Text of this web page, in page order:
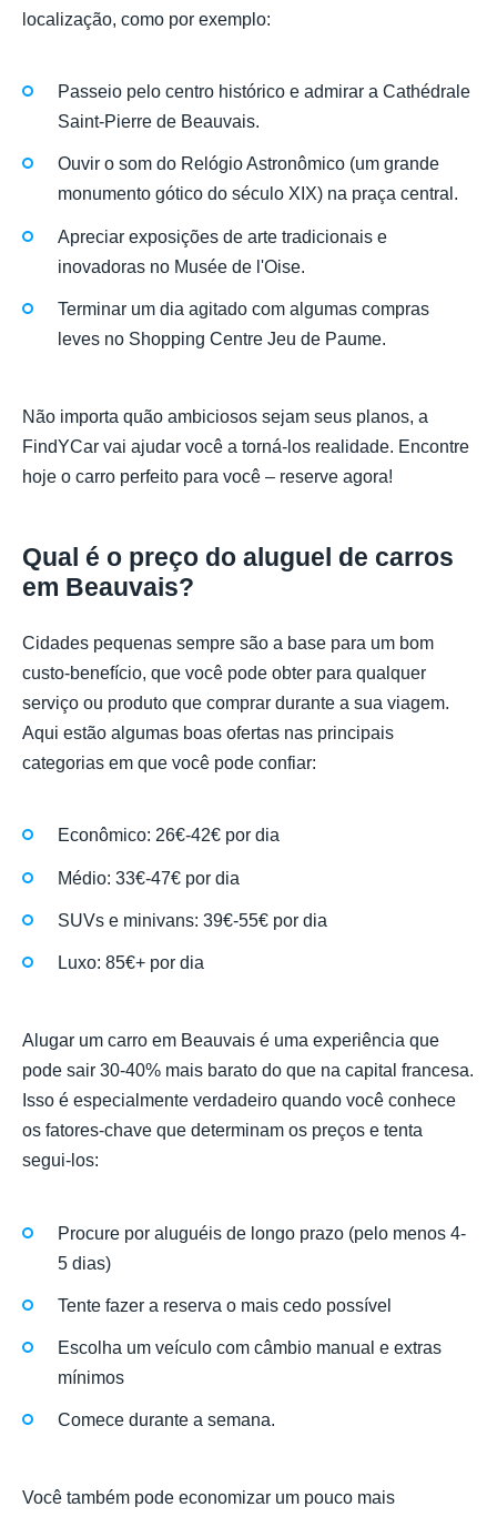
localização, como por exemplo:
Passeio pelo centro histórico e admirar a Cathédrale
Saint-Pierre de Beauvais.
Ouvir o som do Relógio Astronômico (um grande
monumento gótico do século XIX) na praça central.
Apreciar exposições de arte tradicionais e
inovadoras no Musée de l'Oise.
Terminar um dia agitado com algumas compras
leves no Shopping Centre Jeu de Paume.
Não importa quão ambiciosos sejam seus planos, a
FindYCar vai ajudar você a torná-los realidade. Encontre
hoje o carro perfeito para você – reserve agora!
Qual é o preço do aluguel de carros
em Beauvais?
Cidades pequenas sempre são a base para um bom
custo-benefício, que você pode obter para qualquer
serviço ou produto que comprar durante a sua viagem.
Aqui estão algumas boas ofertas nas principais
categorias em que você pode confiar:
Econômico: 26€-42€ por dia
Médio: 33€-47€ por dia
SUVs e minivans: 39€-55€ por dia
Luxo: 85€+ por dia
Alugar um carro em Beauvais é uma experiência que
pode sair 30-40% mais barato do que na capital francesa.
Isso é especialmente verdadeiro quando você conhece
os fatores-chave que determinam os preços e tenta
segui-los:
Procure por aluguéis de longo prazo (pelo menos 4-
5 dias)
Tente fazer a reserva o mais cedo possível
Escolha um veículo com câmbio manual e extras
mínimos
Comece durante a semana.
Você também pode economizar um pouco mais